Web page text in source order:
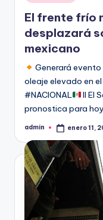
en
El frente frío
desplazará
mexicano
Generará evento
oleaje elevado en
#NACIONAL
II El
pronostica para
Publicado
admin enero 11,